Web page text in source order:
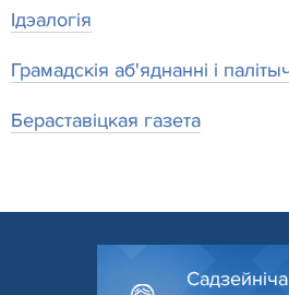
Ідэалогія
Грамадскія аб'яднанні і
Бераставіцкая газета